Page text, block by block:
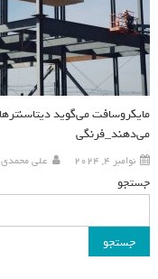
می‌دهند_فرنگی
نوامبر 4, 2024 علی محمدی
جستجو
جستجو